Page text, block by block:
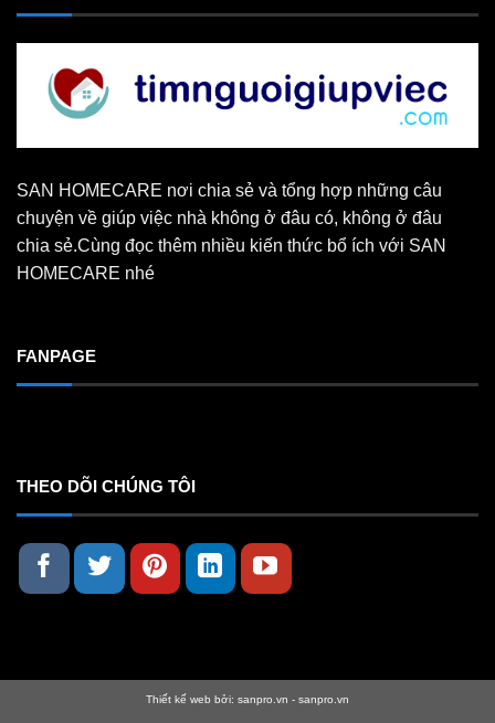
SAN HOMECARE nơi chia sẻ và tổng hợp những câu
chuyện về giúp việc nhà không ở đâu có, không ở đâu
chia sẻ.Cùng đọc thêm nhiều kiến thức bổ ích với SAN
HOMECARE nhé
FANPAGE
THEO DÕI CHÚNG TÔI
Thiết kế web bởi: sanpro.vn - sanpro.vn